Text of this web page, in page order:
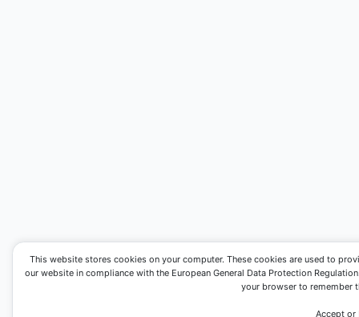
This website stores cookies on your computer. These cookies are used to
our website in compliance with the European General Data Protection
your browser to remember
Accept or